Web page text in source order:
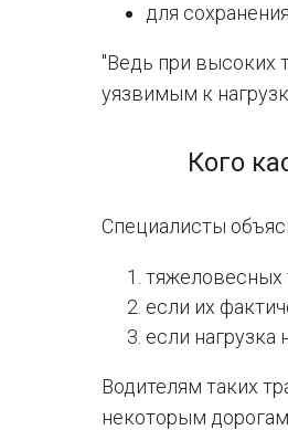
для
"Ведь при высоких
уязвимым к
Кого
Специалисты
тяжеловесных
если их
если нагрузка
Водителям таких
некоторым